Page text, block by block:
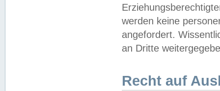
werden keine
angefordert.
an Dritte
Recht auf